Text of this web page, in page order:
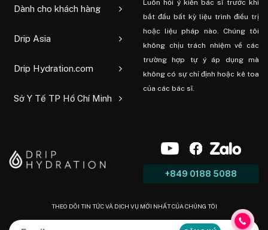
Dành cho khách hàng
Drip Asia
Drip Hydration.com
Sở Y Tế TP Hồ Chí Minh
Luôn hỏi ý kiến ​​bác sĩ trước khi
bắt đầu bất kỳ liệu trình điều trị
hoặc liệu pháp nào. Chúng tôi
không chịu trách nhiệm về các
trường hợp tự ý áp dụng mà
không có sự chỉ định hoặc kê toa
của các bác sĩ.
+849 0188 5088
THEO DÕI TIN TỨC VÀ DỊCH VỤ MỚI NHẤT CỦA CHÚNG TÔI